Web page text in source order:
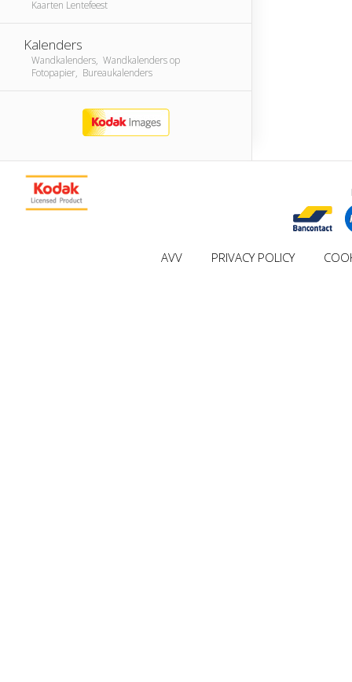
Kaarten Lentefeest
Kalenders
Wandkalenders, Wandkalenders op
Fotopapier, Bureaukalenders
AVV PRIVACY POLICY